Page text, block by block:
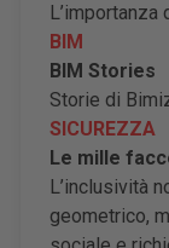
L’importanza
BIM
BIM Stories
Storie di
SICUREZZA
Le mille
L’inclusività
geometrico,